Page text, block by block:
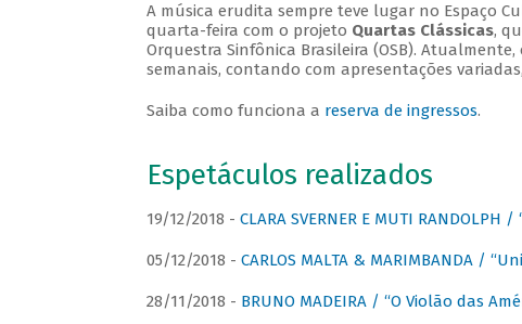
A música erudita sempre teve lugar no Espaço
quarta-feira com o projeto Quartas Clássicas,
Orquestra Sinfônica Brasileira (OSB). Atualmente,
semanais, contando com apresentações
Saiba como funciona a reserva de ingressos.
Espetáculos realizados
19/12/2018 - CLARA SVERNER E MUTI RANDOLPH /
05/12/2018 - CARLOS MALTA & MARIMBANDA /
28/11/2018 - BRUNO MADEIRA / “O Violão das